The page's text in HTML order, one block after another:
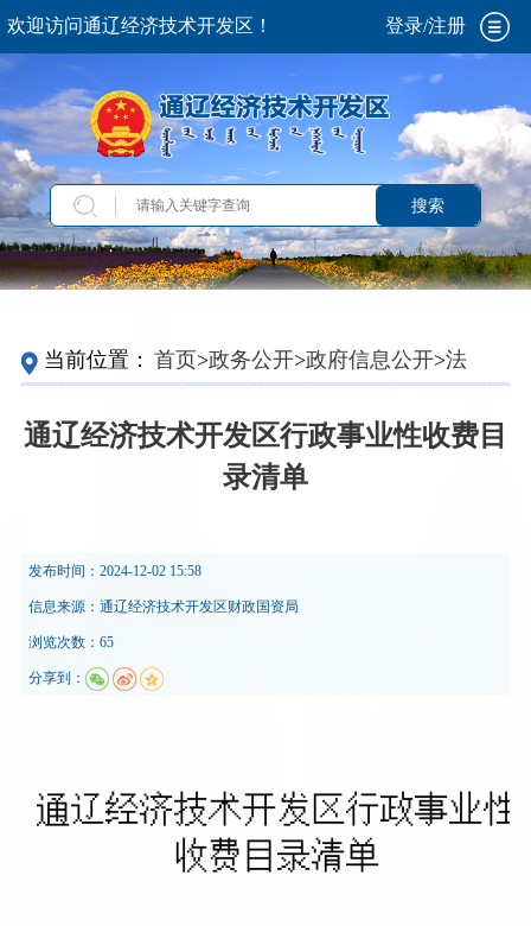
欢迎访问通辽经济技术开发区！ 登录/注册
搜索
当前位置： 首页>政务公开>政府信息公开>法
定主动公开内容>行政事业性收费
通辽经济技术开发区行政事业性收费目
录清单
发布时间： 2024-12-02 15:58
信息来源： 通辽经济技术开发区财政国资局
浏览次数：65
分享到：
通辽经济技术开发区行政事业性
收费目录清单